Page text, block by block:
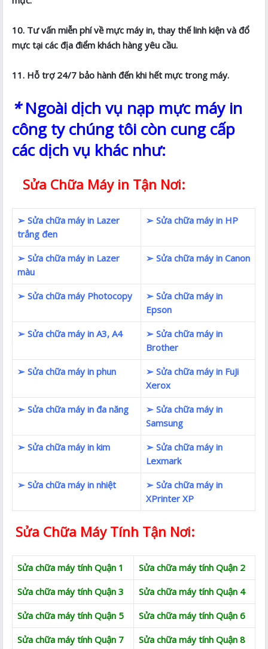
10. Tư vấn miễn phí về mực máy in, thay thế linh kiện và đổ
mực tại các địa điểm khách hàng yêu cầu.
11. Hỗ trợ 24/7 bảo hành đến khi hết mực trong máy.
*Ngoài dịch vụ nạp mực máy in
công ty chúng tôi còn cung cấp
các dịch vụ khác như:
Sửa Chữa Máy in Tận Nơi:
➢ Sửa chữa máy in Lazer
trắng đen
➢ Sửa chữa máy in HP
➢ Sửa chữa máy in Lazer
màu
➢ Sửa chữa máy in Canon
➢ Sửa chữa máy Photocopy
➢ Sửa chữa máy in
Epson
➢ Sửa chữa máy in A3, A4
➢ Sửa chữa máy in
Brother
➢ Sửa chữa máy in phun
➢ Sửa chữa máy in FuJi
Xerox
➢ Sửa chữa máy in đa năng
➢ Sửa chữa máy in
Samsung
➢ Sửa chữa máy in kim
➢ Sửa chữa máy in
Lexmark
➢ Sửa chữa máy in nhiệt
➢ Sửa chữa máy in
XPrinter XP
Sửa Chữa Máy Tính Tận Nơi:
Sửa chữa máy tính Quận 1
Sửa chữa máy tính Quận 2
Sửa chữa máy tính Quận 3
Sửa chữa máy tính Quận 4
Sửa chữa máy tính Quận 5
Sửa chữa máy tính Quận 6
Sửa chữa máy tính Quận 7
Sửa chữa máy tính Quận 8